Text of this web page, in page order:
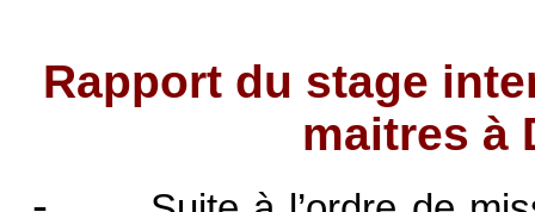
Rapport du stage
maitres à